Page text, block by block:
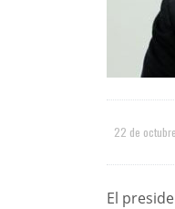
22 de
El